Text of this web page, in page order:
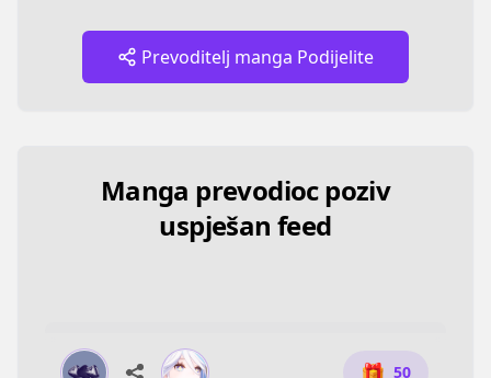
Prevoditelj manga Podijelite
Manga prevodioc poziv
uspješan feed
🎁 50